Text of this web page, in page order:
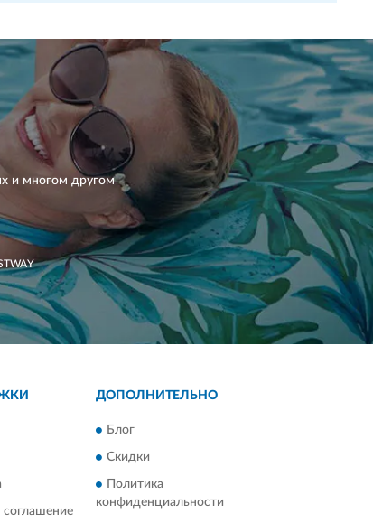
и многом другом
соглашение
ДОПОЛНИТЕЛЬНО
Блог
Скидки
Политика
конфиденциальности